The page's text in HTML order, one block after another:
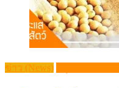
ข่าว (News)